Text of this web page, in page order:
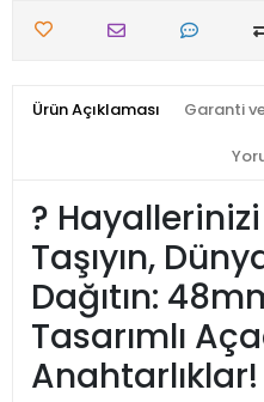
Ürün Açıklaması Garanti
? Hayallerinizi
Taşıyın,
Dağıtın:
Tasarımlı
Anahtarlıklar!